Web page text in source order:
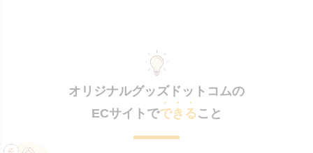
オリジナルグッズドットコムの
ECサイトでできること